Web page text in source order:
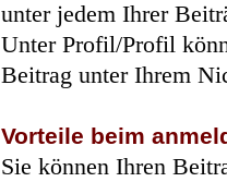
unter jedem Ihrer
Unter Profil/Profil
Beitrag unter Ihrem
Vorteile beim
Sie können Ihren